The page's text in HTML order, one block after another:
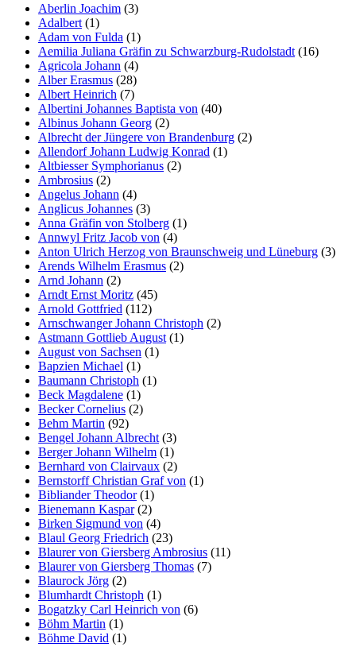
Aberlin Joachim (3)
Adalbert (1)
Adam von Fulda (1)
Aemilia Juliana Gräfin zu Schwarzburg-Rudolstadt (16)
Agricola Johann (4)
Alber Erasmus (28)
Albert Heinrich (7)
Albertini Johannes Baptista von (40)
Albinus Johann Georg (2)
Albrecht der Jüngere von Brandenburg (2)
Allendorf Johann Ludwig Konrad (1)
Altbiesser Symphorianus (2)
Ambrosius (2)
Angelus Johann (4)
Anglicus Johannes (3)
Anna Gräfin von Stolberg (1)
Annwyl Fritz Jacob von (4)
Anton Ulrich Herzog von Braunschweig und Lüneburg (3)
Arends Wilhelm Erasmus (2)
Arnd Johann (2)
Arndt Ernst Moritz (45)
Arnold Gottfried (112)
Arnschwanger Johann Christoph (2)
Astmann Gottlieb August (1)
August von Sachsen (1)
Bapzien Michael (1)
Baumann Christoph (1)
Beck Magdalene (1)
Becker Cornelius (2)
Behm Martin (92)
Bengel Johann Albrecht (3)
Berger Johann Wilhelm (1)
Bernhard von Clairvaux (2)
Bernstorff Christian Graf von (1)
Bibliander Theodor(1)
Bienemann Kaspar(2)
Birken Sigmund von (4)
Blaul Georg Friedrich (23)
Blaurer von Giersberg Ambrosius (11)
Blaurer von Giersberg Thomas (7)
Blaurock Jörg (2)
Blumhardt Christoph (1)
Bogatzky Carl Heinrich von (6)
Böhm Martin (1)
Böhme David (1)